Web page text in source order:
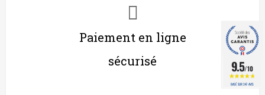
Paiement en ligne
sécurisé
9.5/10
BASÉ SUR 347 AVIS